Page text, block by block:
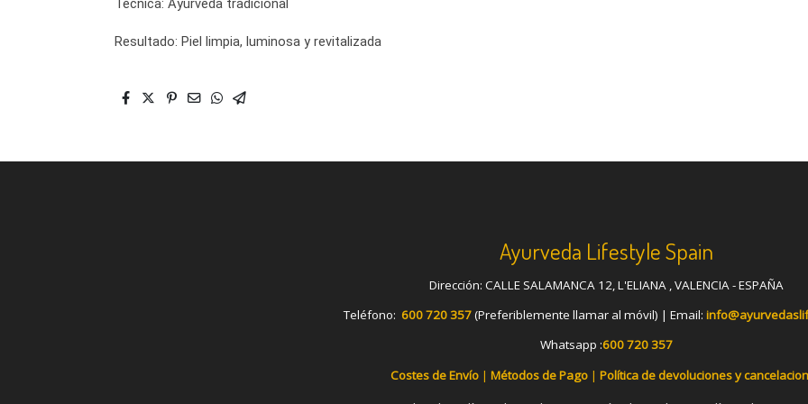
Técnica: Ayurveda tradicional
Resultado: Piel limpia, luminosa y revitalizada
Ayurveda Lifestyle Spain
Dirección: CALLE SALAMANCA 12, L'ELIANA , VALENCIA - ESPAÑA
Teléfono: 600 720 357(Preferiblemente llamar al móvil) | Email:
Whatsapp :600 720 357
Costes de Envío| Métodos de Pago| Política de devoluciones y